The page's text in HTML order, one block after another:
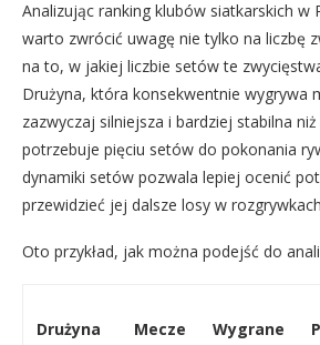
Analizując ranking klubów siatkarskich w
warto zwrócić uwagę nie tylko na liczbę
na to, w jakiej liczbie setów te
Drużyna, która konsekwentnie wygrywa
zazwyczaj silniejsza i bardziej stabilna
potrzebuje pięciu setów do pokonania
dynamiki setów pozwala lepiej ocenić
przewidzieć jej dalsze losy w
Oto przykład, jak można podejść do
Drużyna Mecze Wygrane